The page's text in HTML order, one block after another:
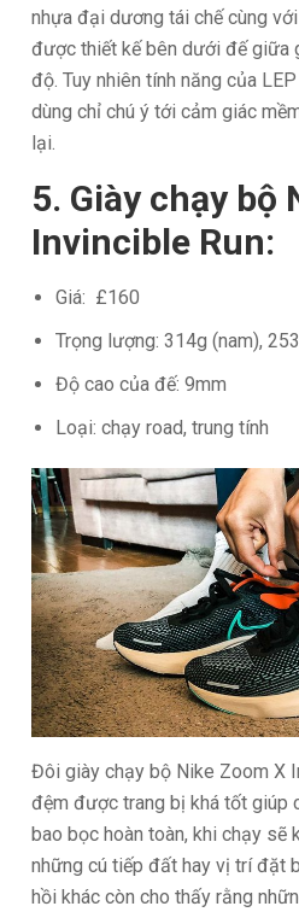
nhựa đại dương tái chế cùng
được thiết kế bên dưới đế giữa
độ. Tuy nhiên tính năng của
dùng chỉ chú ý tới cảm giác
lại.
5. Giày chạy bộ
Invincible Run:
Giá: £160
Trọng lượng: 314g (nam),
Độ cao của đế: 9mm
Loại: chạy road, trung tính
Đôi giày chạy bộ Nike Zoom X
đệm được trang bị khá tốt giúp
bao bọc hoàn toàn, khi chạy sẽ
những cú tiếp đất hay vị trí đặt
hồi khác còn cho thấy rằng